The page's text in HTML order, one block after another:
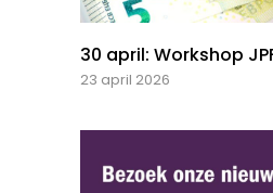
30 april: Workshop
23 april 2026